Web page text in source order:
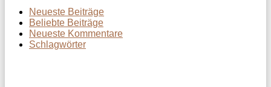
Neueste Beiträge
Beliebte Beiträge
Neueste Kommentare
Schlagwörter